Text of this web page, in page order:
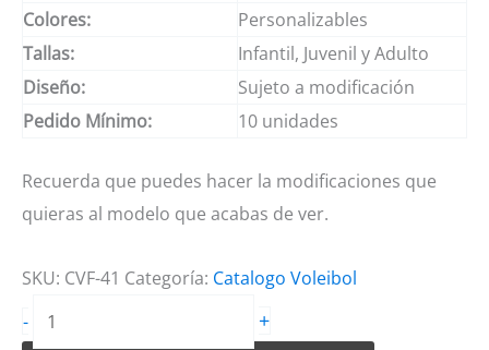
Colores:
Personalizables
Tallas:
Infantil, Juvenil y Adulto
Diseño:
Sujeto a modificación
Pedido Mínimo:
10 unidades
Recuerda que puedes hacer la modificaciones que
quieras al modelo que acabas de ver.
SKU: CVF-41 Categoría: Catalogo Voleibol
-
Camiseta
de
+